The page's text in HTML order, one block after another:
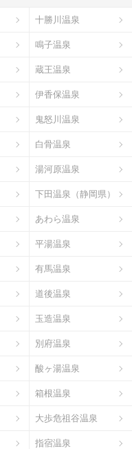
十勝川温泉
鳴子温泉
蔵王温泉
伊香保温泉
鬼怒川温泉
白骨温泉
湯河原温泉
下田温泉（静岡県）
あわら温泉
平湯温泉
有馬温泉
道後温泉
玉造温泉
別府温泉
酸ヶ湯温泉
箱根温泉
大歩危祖谷温泉
指宿温泉